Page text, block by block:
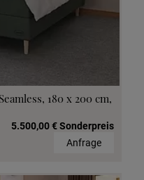
180 x 200 cm,
5.500,00 € Sonderpreis
Anfrage